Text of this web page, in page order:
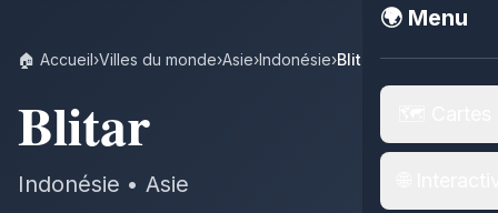
🌍 Menu
🏠 Accueil›Villes du monde›Asie›Indonésie›Blitar
Blitar
Indonésie • Asie